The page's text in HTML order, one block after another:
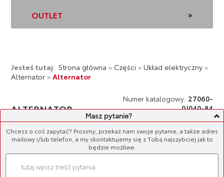
OUTLET
Jesteś tutaj: Strona główna » Części» Układ elektryczny»
Alternator»Alternator
ALTERNATOR
Numer katalogowy: 27060-
0J040-84
Masz pytanie?
Chcesz o coś zapytać? Prosimy, przekaż nam swoje pytanie, a także adres
mailowy i/lub telefon, a my skontaktujemy się z Tobą najszybciej jak to
będzie możliwe.